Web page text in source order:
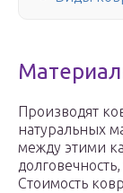
Производят
натуральных
между этими
Стоимость